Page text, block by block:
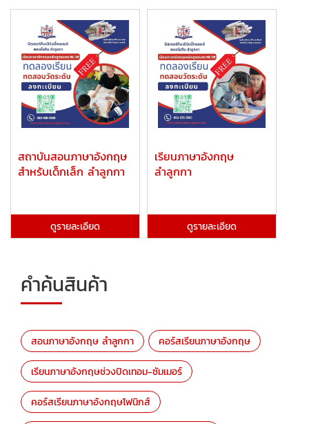
สถาบันสอนภาษาอังกฤษ
สำหรับเด็กเล็ก ลำลูกกา
ดูรายละเอียด
เรียนภาษาอังกฤษ
ลำลูกกา
ดูรายละเอียด
คำค้นสินค้า
สอนภาษาอังกฤษ ลำลูกกา คอร์สเรียนภาษาอังกฤษ
เรียนภาษาอังกฤษช่วงปิดเทอม-ซัมเมอร์
คอร์สเรียนภาษาอังกฤษโฟนิกส์